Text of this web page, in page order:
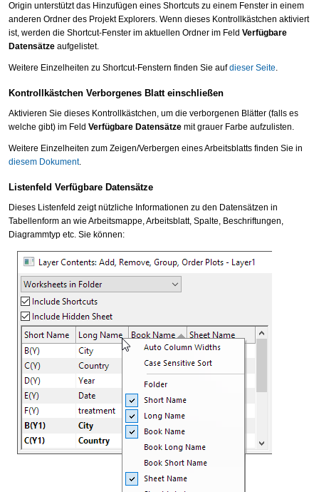
Origin unterstützt das Hinzufügen eines Shortcuts zu einem Fenster in einem
anderen Ordner des Projekt Explorers. Wenn dieses Kontrollkästchen aktiviert
ist, werden die Shortcut-Fenster im aktuellen Ordner im Feld Verfügbare
Datensätze aufgelistet.
Weitere Einzelheiten zu Shortcut-Fenstern finden Sie aufdieser Seite.
Kontrollkästchen Verborgenes Blatt einschließen
Aktivieren Sie dieses Kontrollkästchen, um die verborgenen Blätter (falls es
welche gibt) im Feld Verfügbare Datensätze mit grauer Farbe aufzulisten.
Weitere Einzelheiten zum Zeigen/Verbergen eines Arbeitsblatts finden Sie in
diesem Dokument.
Listenfeld Verfügbare Datensätze
Dieses Listenfeld zeigt nützliche Informationen zu den Datensätzen in
Tabellenform an wie Arbeitsmappe, Arbeitsblatt, Spalte, Beschriftungen,
Diagrammtyp etc. Sie können: